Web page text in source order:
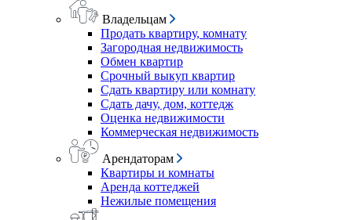
Владельцам
Продать квартиру, комнату
Загородная недвижимость
Обмен квартир
Срочный выкуп квартир
Сдать квартиру или комнату
Сдать дачу, дом, коттедж
Оценка недвижимости
Коммерческая недвижимость
Арендаторам
Квартиры и комнаты
Аренда коттеджей
Нежилые помещения